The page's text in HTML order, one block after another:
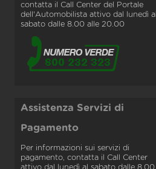
contatta il Call Center del Portale
dell'Automobilista attivo dal lunedì al
sabato dalle 8.00 alle 20.00
Assistenza Servizi di
Pagamento
Per informazioni sui servizi di
pagamento, contatta il Call Center